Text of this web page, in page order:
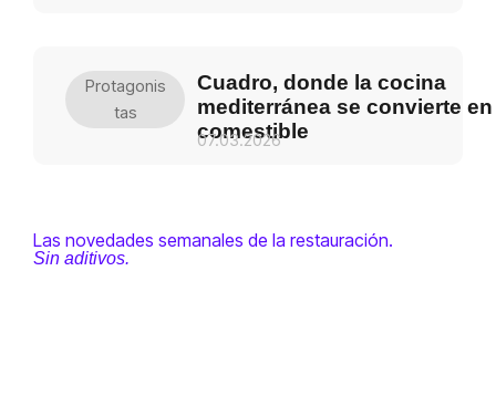
Cuadro, donde la cocina
mediterránea se convierte
comestible
07.03.2026
Protagonis
Tas
Las novedades semanales de la restauración.
Sin aditivos.